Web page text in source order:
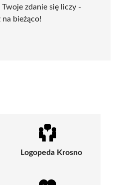
zdanie się liczy -
bieżąco!
Logopeda Krosno